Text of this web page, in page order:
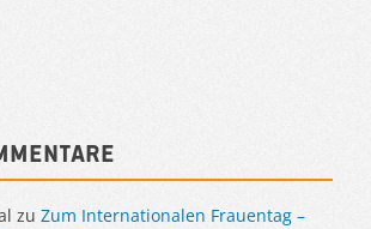
zu Zum Internationalen Frauentag –